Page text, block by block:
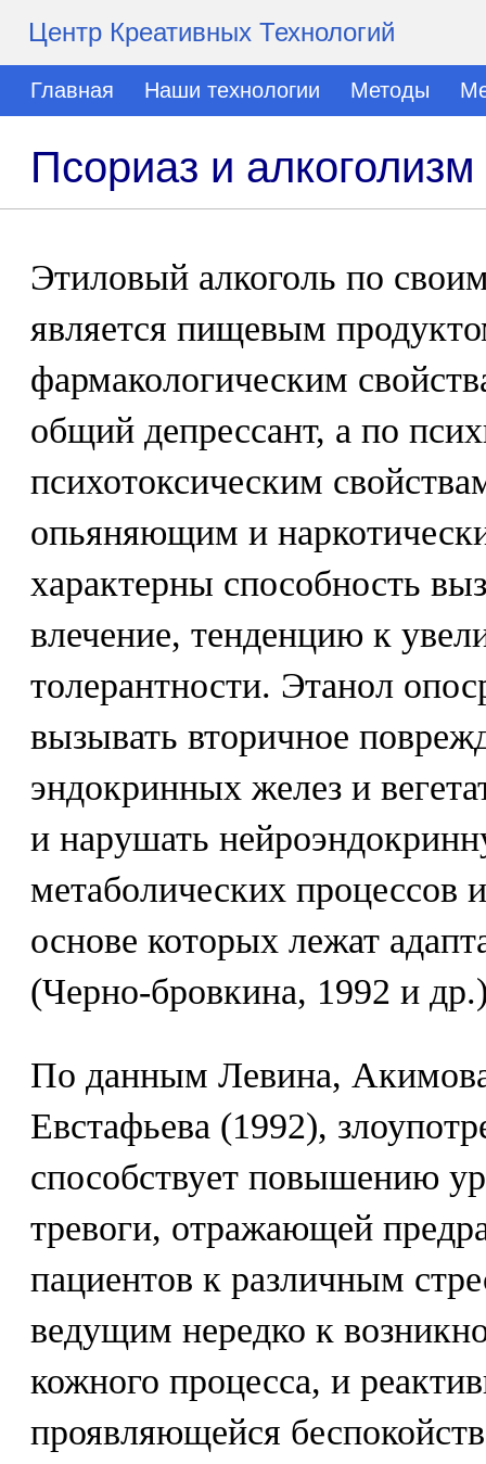
Центр Креативных Технологий
Главная Наши технологии Методы
Псориаз и алкоголизм
Этиловый алкоголь по
является пищевым
фармакологическим
общий депрессант, а по
психотоксическим
опьяняющим и
характерны способность
влечение, тенденцию к
толерантности. Этанол
вызывать вторичное
эндокринных желез и
и нарушать
метаболических процессов
основе которых лежат
(Черно-бровкина, 1992 и
По данным Левина,
Евстафьева (1992),
способствует повышению
тревоги, отражающей
пациентов к различным
ведущим нередко к
кожного процесса, и
проявляющейся